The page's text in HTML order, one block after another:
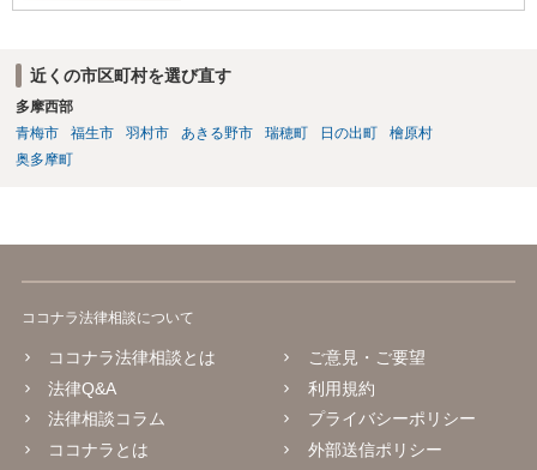
しなければ更新をしない旨の通知をしなかったときは、従前の契約と
賃貸借の期間が満了した後建物の賃借人が使用を継続する場合におい
て、建物の賃貸人が遅滞なく異議を述べなかったときも、同項と同様
とする。 （建物賃貸借契約の更新拒絶等の要件） 第二十八条 建物の
賃貸人による第二十六条第一項の通知又は建物の賃貸借の解約の申入
に対して財産上の給付をする旨の申出をした場合におけるその申出を
ができない。
近くの市区町村を選び直す
多摩西部
青梅市
福生市 羽村市 あきる野市 瑞穂町 日の出町
檜原村
奥多摩町
ココナラ法律相談について
ココナラ法律相談とは
法律Q&A
法律相談コラム
ココナラとは
ご意見・ご要望
利用規約
プライバシーポリシー
外部送信ポリシー